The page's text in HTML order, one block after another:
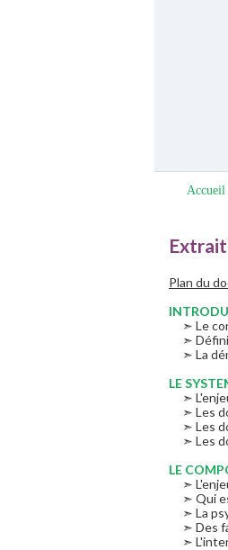
Accueil
Plan du
➣ Le
➣
➣ La
LE
➣
➣ Les
➣ Les
➣ Les
LE
➣
➣ Qui
➣ La
➣ Des
➣